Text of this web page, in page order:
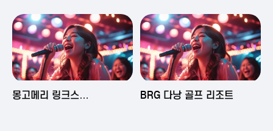
2025-06-03 14:50
몽고메리 링크스
2025-06-02 23:29
BRG 다낭 골프 리조트